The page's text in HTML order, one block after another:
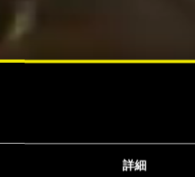
詳細